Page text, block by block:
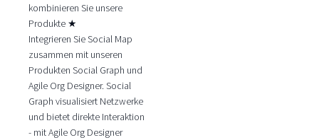
kombinieren Sie unsere
Produkte ★
Integrieren Sie Social Map
zusammen mit unseren
Produkten Social Graph und
Agile Org Designer. Social
Graph visualisiert Netzwerke
und bietet direkte Interaktion
- mit Agile Org Designer